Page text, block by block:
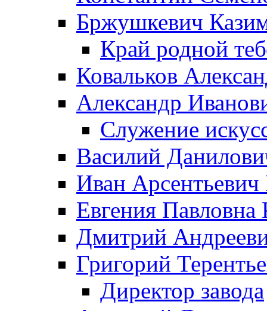
Бржушкевич
Край родной
Ковальков
Александр
Служение
Василий
Иван
Евгения Павловна
Дмитрий
Григорий
Директор завода